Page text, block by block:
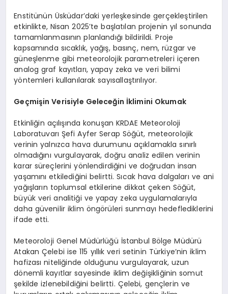
Enstitünün Üsküdar’daki yerleşkesinde gerçekleştirilen
etkinlikte, Nisan 2025’te başlatılan projenin yıl sonunda
tamamlanmasının planlandığı bildirildi. Proje
kapsamında sıcaklık, yağış, basınç, nem, rüzgar ve
güneşlenme gibi meteorolojik parametreleri içeren
analog graf kayıtları, yapay zeka ve veri bilimi
yöntemleri kullanılarak sayısallaştırılıyor.
Geçmişin Verisiyle Geleceğin İklimini Okumak
Etkinliğin açılışında konuşan KRDAE Meteoroloji
Laboratuvarı Şefi Ayfer Serap Söğüt, meteorolojik
verinin yalnızca hava durumunu açıklamakla sınırlı
olmadığını vurgulayarak, doğru analiz edilen verinin
karar süreçlerini yönlendirdiğini ve doğrudan insan
yaşamını etkilediğini belirtti. Sıcak hava dalgaları ve ani
yağışların toplumsal etkilerine dikkat çeken Söğüt,
büyük veri analitiği ve yapay zeka uygulamalarıyla
daha güvenilir iklim öngörüleri sunmayı hedeflediklerini
ifade etti.
Meteoroloji Genel Müdürlüğü İstanbul Bölge Müdürü
Atakan Çelebi ise 115 yıllık veri setinin Türkiye’nin iklim
hafizası niteliğinde olduğunu vurgulayarak, uzun
dönemli kayıtlar sayesinde iklim değişikliğinin somut
şekilde izlenebildiğini belirtti. Çelebi, gençlerin ve